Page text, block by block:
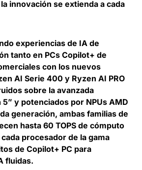
innovación se extienda a cada
experiencias de IA de
tanto en PCs Copilot+ de
con los nuevos
AI Serie 400 y Ryzen AI PRO
sobre la avanzada
y potenciados por NPUs AMD
generación, ambas familias de
hasta 60 TOPS de cómputo
procesador de la gama
de Copilot+ PC para
fluidas.